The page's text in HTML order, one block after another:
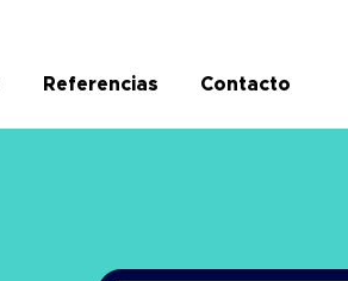
Referencias Contacto